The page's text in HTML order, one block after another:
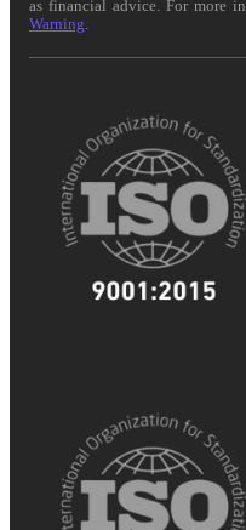
as financial advice. For more
Warning